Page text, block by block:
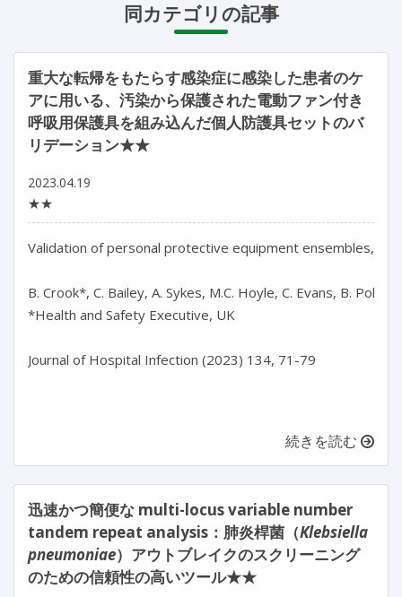
同カテゴリの記事
重大な転帰をもたらす感染症に感染した患者のケ
アに用いる、汚染から保護された電動ファン付き
呼吸用保護具を組み込んだ個人防護具セットのバ
リデーション★★
2023.04.19
★★
Validation of personal protective equipment ensembles,
B. Crook*, C. Bailey, A. Sykes, M.C. Hoyle, C. Evans, B.
*Health and Safety Executive, UK
Journal of Hospital Infection (2023) 134, 71-79
続きを読む
迅速かつ簡便な multi-locus variable number
tandem repeat analysis：肺炎桿菌（Klebsiella
pneumoniae）アウトブレイクのスクリーニング
のための信頼性の高いツール★★